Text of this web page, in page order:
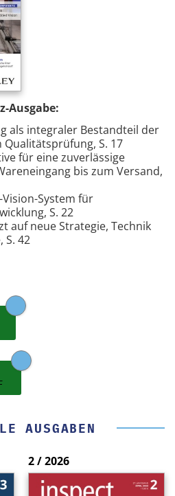
Ausgabe:
als integraler Bestandteil der
S. 17
für eine zuverlässige
bis zum Versand,
System für
S. 22
auf neue Strategie, Technik
S. 42
AUSGABEN
2 / 2026